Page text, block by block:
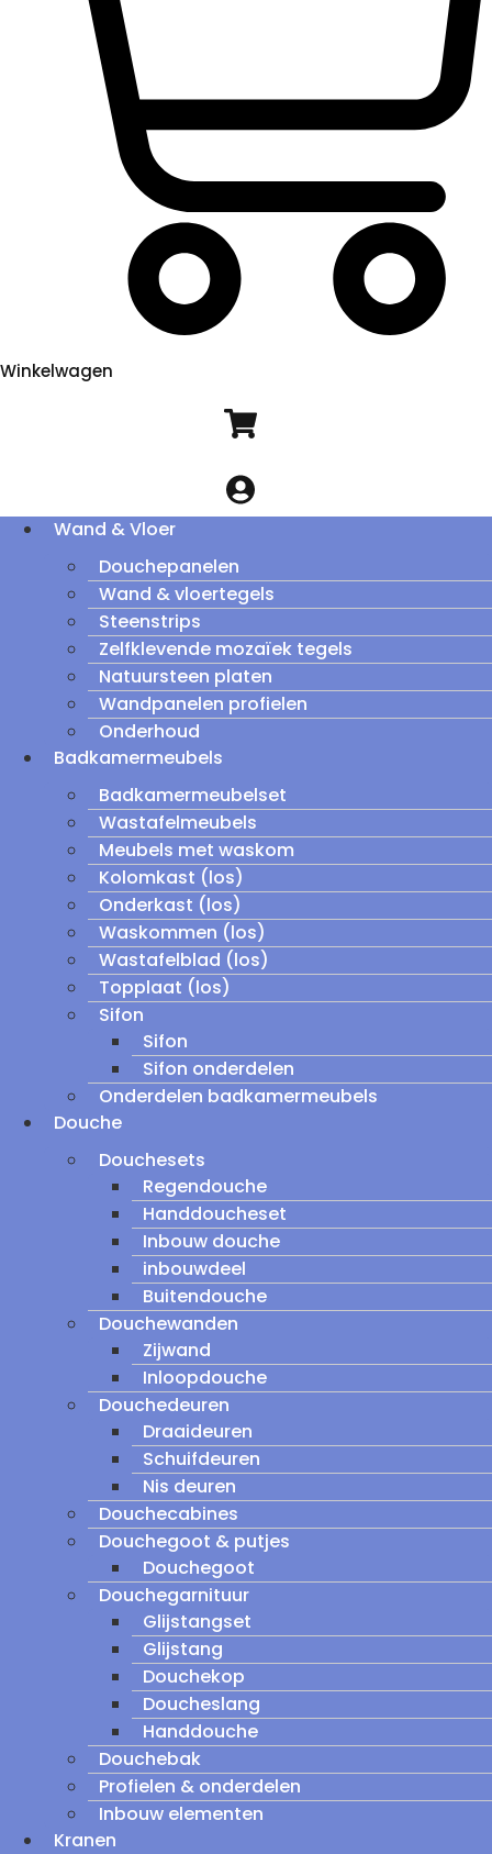
Winkelwagen
Wand & Vloer
Douchepanelen
Wand & vloertegels
Steenstrips
Zelfklevende mozaïek tegels
Natuursteen platen
Wandpanelen profielen
Onderhoud
Badkamermeubels
Badkamermeubelset
Wastafelmeubels
Meubels met waskom
Kolomkast (los)
Onderkast (los)
Waskommen (los)
Wastafelblad (los)
Topplaat (los)
Sifon
Sifon
Sifon onderdelen
Onderdelen badkamermeubels
Douche
Douchesets
Regendouche
Handdoucheset
Inbouw douche
inbouwdeel
Buitendouche
Douchewanden
Zijwand
Inloopdouche
Douchedeuren
Draaideuren
Schuifdeuren
Nis deuren
Douchecabines
Douchegoot & putjes
Douchegoot
Douchegarnituur
Glijstangset
Glijstang
Douchekop
Doucheslang
Handdouche
Douchebak
Profielen & onderdelen
Inbouw elementen
Kranen